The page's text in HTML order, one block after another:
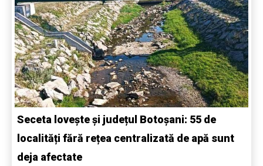
Seceta lovește și județul Botoșani: 55 de
localități fără rețea centralizată de apă sunt
deja afectate